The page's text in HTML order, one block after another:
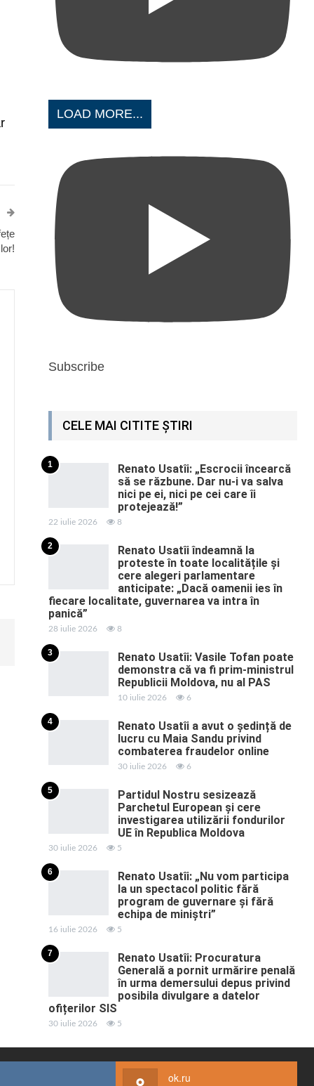
LOAD MORE...
Subscribe
CELE MAI CITITE ȘTIRI
1
Renato Usatîi: „Escrocii încearcă
să se răzbune. Dar nu-i va salva
nici pe ei, nici pe cei care îi
protejează!”
22 iulie 2026 8
2
Renato Usatîi îndeamnă la
proteste în toate localitățile și
cere alegeri parlamentare
anticipate: „Dacă oamenii ies în
fiecare localitate, guvernarea va intra în
panică”
28 iulie 2026 8
3
Renato Usatîi: Vasile Tofan poate
demonstra că va fi prim-ministrul
Republicii Moldova, nu al PAS
10 iulie 2026 6
4
Renato Usatîi a avut o ședință de
lucru cu Maia Sandu privind
combaterea fraudelor online
30 iulie 2026 6
5
Partidul Nostru sesizează
Parchetul European și cere
investigarea utilizării fondurilor
UE în Republica Moldova
30 iulie 2026 5
6
Renato Usatîi: „Nu vom participa
la un spectacol politic fără
program de guvernare și fără
echipa de miniștri”
16 iulie 2026 5
7
Renato Usatîi: Procuratura
Generală a pornit urmărire penală
în urma demersului depus privind
posibila divulgare a datelor
ofițerilor SIS
30 iulie 2026 5
ok.ru